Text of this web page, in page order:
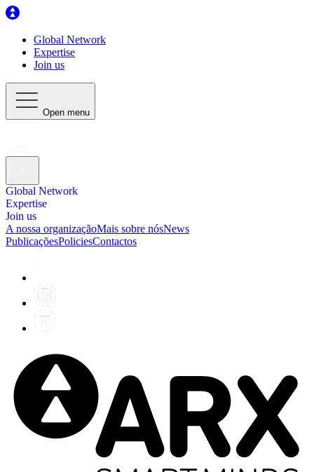
Global Network
Expertise
Join us
Open menu
Global Network
Expertise
Join us
A nossa organizaçãoMais sobre nósNews
PublicaçõesPoliciesContactos